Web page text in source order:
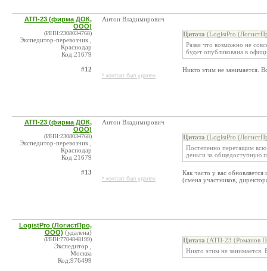
АТП-23 (фирма ДОК,
ООО)
(ИНН:2308034768)
Экспедитор-перевозчик ,
Краснодар
Код:21679
#12
Антон Владимирович
* контакт был удален
Цитата (LogistPro
Разве что возможно не
будет опубликована в
Никто этим не занимается.
АТП-23 (фирма ДОК,
ООО)
(ИНН:2308034768)
Экспедитор-перевозчик ,
Краснодар
Код:21679
#13
Антон Владимирович
* контакт был удален
Цитата (LogistPro
Постепенно перетащим
деньги за
Как часто у вас
(смена участников,
LogistPro (ЛогистПро,
ООО) (удалена)
(ИНН:7704848199)
Экспедитор ,
Москва
Код:976499
Цитата (АТП-23 (Романов
Никто этим не занимается.